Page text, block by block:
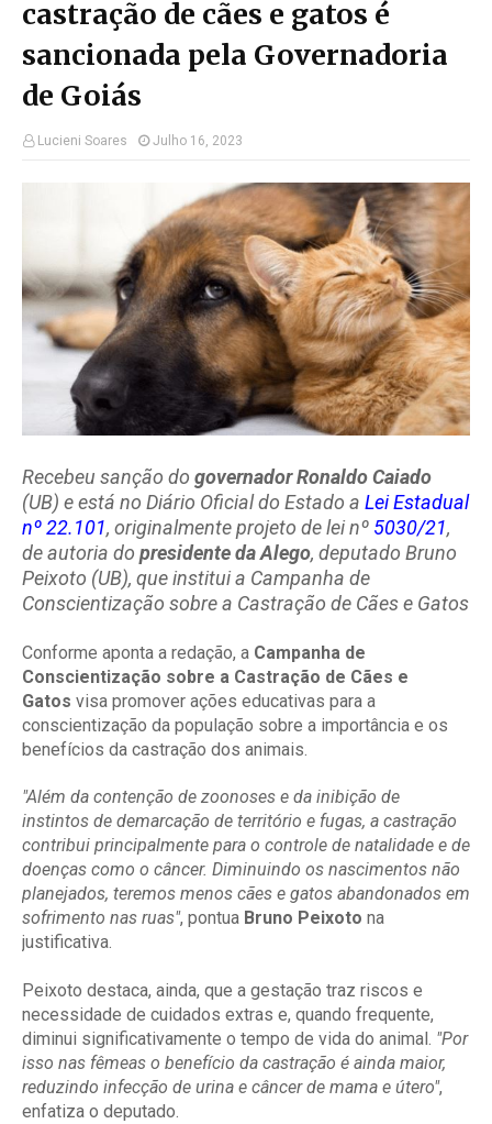
castração de cães e gatos é
sancionada pela Governadoria
de Goiás
Lucieni Soares Julho 16, 2023
Recebeu sanção do governador Ronaldo Caiado
(UB) e está no Diário Oficial do Estado a Lei Estadual
nº 22.101, originalmente projeto de lei nº 5030/21,
de autoria do presidente da Alego, deputado Bruno
Peixoto (UB), que institui a Campanha de
Conscientização sobre a Castração de Cães e Gatos
Conforme aponta a redação, a Campanha de
Conscientização sobre a Castração de Cães e
Gatos visa promover ações educativas para a
conscientização da população sobre a importância e os
benefícios da castração dos animais.
"Além da contenção de zoonoses e da inibição de
instintos de demarcação de território e fugas, a castração
contribui principalmente para o controle de natalidade e de
doenças como o câncer. Diminuindo os nascimentos não
planejados, teremos menos cães e gatos abandonados em
sofrimento nas ruas", pontua Bruno Peixoto na
justificativa.
Peixoto destaca, ainda, que a gestação traz riscos e
necessidade de cuidados extras e, quando frequente,
diminui significativamente o tempo de vida do animal. "Por
isso nas fêmeas o benefício da castração é ainda maior,
reduzindo infecção de urina e câncer de mama e útero",
enfatiza o deputado.